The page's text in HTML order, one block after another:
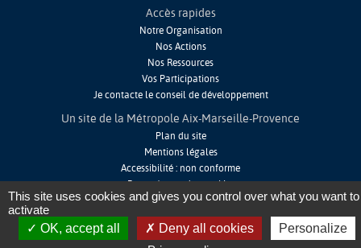
Accès rapides
Notre Organisation
Nos Actions
Nos Ressources
Vos Participations
Je contacte le conseil de développement
Un site de la Métropole Aix-Marseille-Provence
Plan du site
Mentions légales
Accessibilité : non conforme
Paramétrage des cookies
This site uses cookies and gives you control over what you want to
activate
OK, accept all
Deny all cookies
Personalize